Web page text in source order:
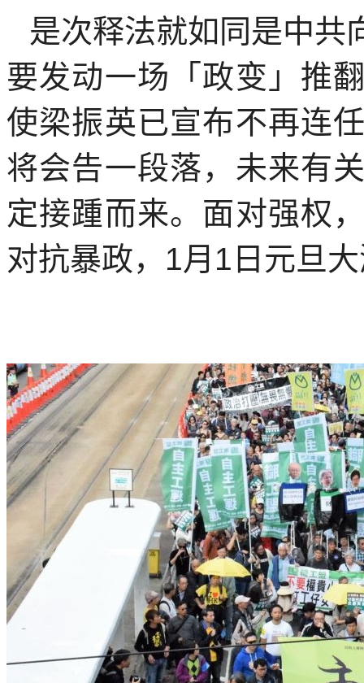
是次释法就如同是中共
要发动一场「政变」推
使梁振英已宣布不再连
将会告一段落，未来有
定接踵而来。面对强权
对抗暴政， 1月 1 日元旦